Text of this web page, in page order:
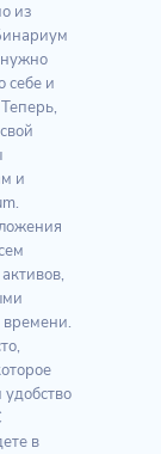
из
себе и
и
удобство
в